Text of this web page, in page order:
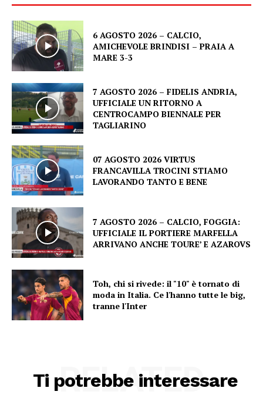
6 AGOSTO 2026 – CALCIO,
AMICHEVOLE BRINDISI – PRAIA A
MARE 3-3
7 AGOSTO 2026 – FIDELIS ANDRIA,
UFFICIALE UN RITORNO A
CENTROCAMPO BIENNALE PER
TAGLIARINO
07 AGOSTO 2026 VIRTUS
FRANCAVILLA TROCINI STIAMO
LAVORANDO TANTO E BENE
7 AGOSTO 2026 – CALCIO, FOGGIA:
UFFICIALE IL PORTIERE MARFELLA
ARRIVANO ANCHE TOURE’ E AZAROVS
Toh, chi si rivede: il "10" è tornato di
moda in Italia. Ce l'hanno tutte le big,
tranne l'Inter
Ti potrebbe interessare
RELATED